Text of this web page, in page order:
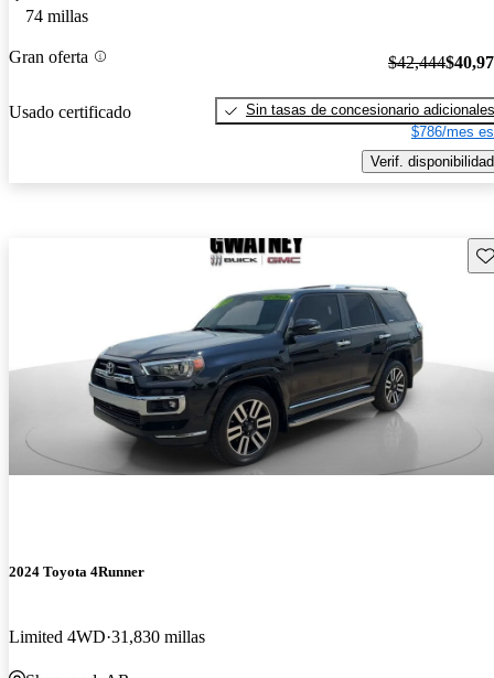
74 millas
Gran oferta
Usado certificado
$42,444
Sin tasas de concesionario adicionales
$786/mes
Verif. disponibilidad
2024 Toyota 4Runner
Limited 4WD 31,830 millas